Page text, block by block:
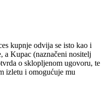
kupnje odvija se isto kao i
a Kupac (naznačeni nositelj
o sklopljenom ugovoru, te
izletu i omogućuje mu